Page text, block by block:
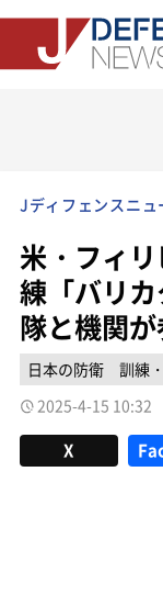
Jディフェンスニュ
米・フィ
練「バリ
隊と機関
日本の防衛 訓練
2025-4-15 10:32
X